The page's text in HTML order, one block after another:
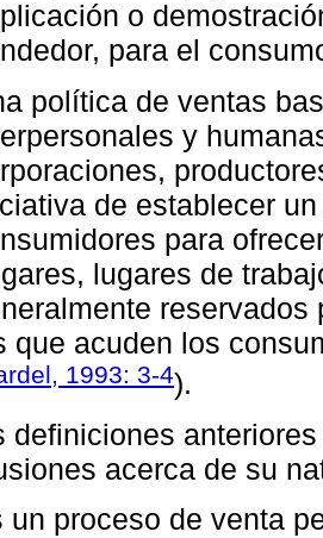
o
para el
política de ventas
y
de establecer
para
lugares de
que acuden los
1993: 3-4).
definiciones
acerca de su
un proceso de venta